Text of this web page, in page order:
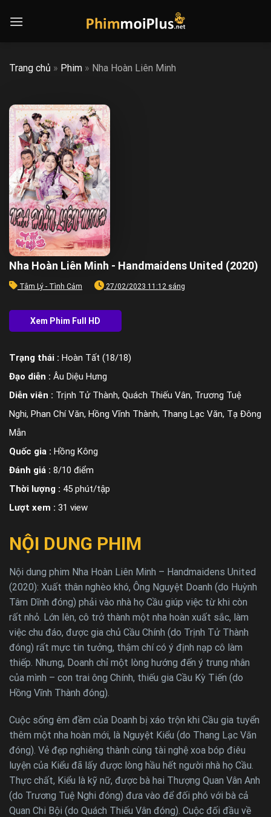
Trang chủ » Phim » Nha Hoàn Liên Minh
Nha Hoàn Liên Minh - Handmaidens United (2020)
Tâm Lý - Tình Cảm 27/02/2023 11:12 sáng
Trạng thái : Hoàn Tất (18/18)
Đạo diễn : Âu Diệu Hưng
Diễn viên : Trịnh Tử Thành, Quách Thiếu Vân, Trương Tuệ
Nghi, Phan Chí Văn, Hồng Vĩnh Thành, Thang Lạc Văn, Tạ Đông
Mẫn
Quốc gia : Hồng Kông
Đánh giá : 8/10 điểm
Thời lượng : 45 phút/tập
Lượt xem : 31 view
NỘI DUNG PHIM
Nội dung phim Nha Hoàn Liên Minh – Handmaidens United
(2020): Xuất thân nghèo khó, Ông Nguyệt Doanh (do Huỳnh
Tâm Dĩnh đóng) phải vào nhà họ Cầu giúp việc từ khi còn
rất nhỏ. Lớn lên, cô trở thành một nha hoàn xuất sắc, làm
việc chu đáo, được gia chủ Cầu Chính (do Trịnh Tử Thành
đóng) rất mực tin tưởng, thậm chí có ý định nạp cô làm
thiếp. Nhưng, Doanh chỉ một lòng hướng đến ý trung nhân
của mình – con trai ông Chính, thiếu gia Cầu Kỳ Tiến (do
Hồng Vĩnh Thành đóng).
Cuộc sống êm đềm của Doanh bị xáo trộn khi Cầu gia tuyển
thêm một nha hoàn mới, là Nguyệt Kiểu (do Thang Lạc Văn
đóng). Vẻ đẹp nghiêng thành cùng tài nghệ xoa bóp điêu
luyện của Kiểu đã lấy được lòng hầu hết người nhà họ Cầu.
Thực chất, Kiểu là kỹ nữ, được bà hai Thượng Quan Vân Anh
(do Trương Tuệ Nghi đóng) đưa vào để đối phó với bà cả
Quan Chi Bội (do Quách Thiếu Vân đóng). Cuộc đối đầu về